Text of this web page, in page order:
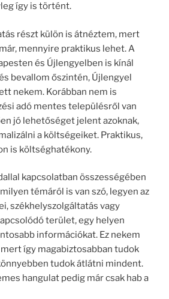
így is történt.
részt külön is átnéztem, mert
mennyire praktikus lehet. A
és Újlengyelben is kínál
bevallom őszintén, Újlengyel
nekem. Korábban nem is
adó mentes településről van
jó lehetőséget jelent azoknak,
a költségeiket. Praktikus,
is költséghatékony.
kapcsolatban összességében
témáról is van szó, legyen az
székhelyszolgáltatás vagy
terület, egy helyen
információkat. Ez nekem
így magabiztosabban tudok
tudok átlátni mindent.
hangulat pedig már csak hab a